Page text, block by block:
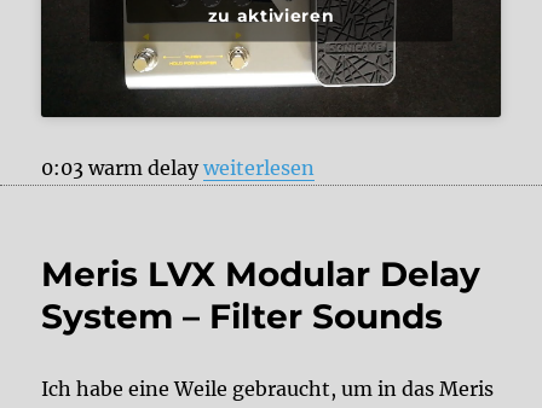
zu aktivieren
0:03 warm delay„Sonicake Matribox Multi-Effects
weiterlesen
Meris LVX Modular Delay
System – Filter Sounds
Ich habe eine Weile gebraucht, um in das Meris